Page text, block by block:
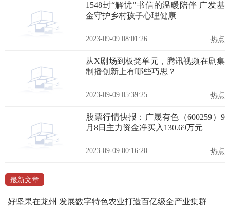
1548封“解忧”书信的温暖陪伴 广发基
金守护乡村孩子心理健康
2023-09-09 08:01:26 热点
从X剧场到板凳单元，腾讯视频在剧集
制播创新上有哪些巧思？
2023-09-09 05:39:25 热点
股票行情快报：广晟有色（600259）9
月8日主力资金净买入130.69万元
2023-09-09 00:16:20 热点
最新文章
好坚果在龙州 发展数字特色农业打造百亿级全产业集群